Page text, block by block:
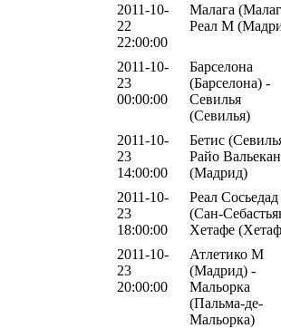
2011-10-
22
22:00:00
Малага
Реал М
2011-10-
23
00:00:00
Барселона
(Барселона) -
Севилья
(Севилья)
2011-10-
23
14:00:00
Бетис
Райо
(Мадрид)
2011-10-
23
18:00:00
Реал Сосьедад
(Сан-
Хетафе
2011-10-
23
20:00:00
Атлетико М
(Мадрид) -
Мальорка
(Пальма-де-
Мальорка)